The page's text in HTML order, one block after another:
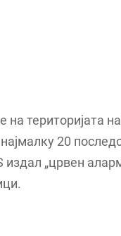
на територијата
20
издал „црвен